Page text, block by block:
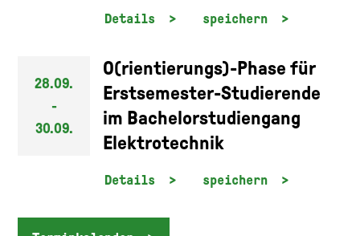
Details speichern
28.09.
-
30.09.
O(rientierungs)-Phase für
Erstsemester-Studierende
im Bachelorstudiengang
Elektrotechnik
Details speichern